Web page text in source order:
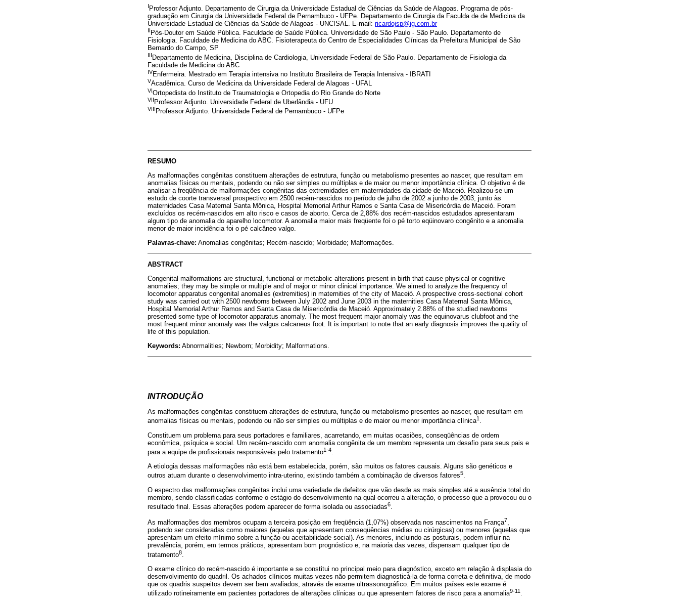
I Professor Adjunto. Departamento de Cirurgia da Universidade Estadual de Ciências da Saúde de Alagoas. Programa de pós-
graduação em Cirurgia da Universidade Federal de Pernambuco - UFPe. Departamento de Cirurgia da Faculda de de Medicina da
Universidade Estadual de Ciências da Saúde de Alagoas - UNCISAL. E-mail: ricardojsp@ig.com.br
II Pós-Doutor em Saúde Pública. Faculdade de Saúde Pública. Universidade de São Paulo - São Paulo. Departamento de
Fisiologia. Faculdade de Medicina do ABC. Fisioterapeuta do Centro de Especialidades Clínicas da Prefeitura Municipal de São
Bernardo do Campo, SP
IIIDepartamento de Medicina, Disciplina de Cardiologia, Universidade Federal de São Paulo. Departamento de Fisiologia da
Faculdade de Medicina do ABC
IVEnfermeira. Mestrado em Terapia intensiva no Instituto Brasileira de Terapia Intensiva - IBRATI
VAcadêmica. Curso de Medicina da Universidade Federal de Alagoas - UFAL
VIOrtopedista do Instituto de Traumatologia e Ortopedia do Rio Grande do Norte
VII Professor Adjunto. Universidade Federal de Uberlândia - UFU
VIII Professor Adjunto. Universidade Federal de Pernambuco - UFPe
RESUMO
As malformações congênitas constituem alterações de estrutura, função ou metabolismo presentes ao nascer, que resultam em
anomalias físicas ou mentais, podendo ou não ser simples ou múltiplas e de maior ou menor importância clínica. O objetivo é de
analisar a freqüência de malformações congênitas das extremidades em maternidades da cidade de Maceió. Realizou-se um
estudo de coorte transversal prospectivo em 2500 recém-nascidos no período de julho de 2002 a junho de 2003, junto às
maternidades Casa Maternal Santa Mônica, Hospital Memorial Arthur Ramos e Santa Casa de Misericórdia de Maceió. Foram
excluídos os recém-nascidos em alto risco e casos de aborto. Cerca de 2,88% dos recém-nascidos estudados apresentaram
algum tipo de anomalia do aparelho locomotor. A anomalia maior mais freqüente foi o pé torto eqüinovaro congênito e a anomalia
menor de maior incidência foi o pé calcâneo valgo.
Palavras-chave: Anomalias congênitas; Recém-nascido; Morbidade; Malformações.
ABSTRACT
Congenital malformations are structural, functional or metabolic alterations present in birth that cause physical or cognitive
anomalies; they may be simple or multiple and of major or minor clinical importance. We aimed to analyze the frequency of
locomotor apparatus congenital anomalies (extremities) in maternities of the city of Maceió. A prospective cross-sectional cohort
study was carried out with 2500 newborns between July 2002 and June 2003 in the maternities Casa Maternal Santa Mônica,
Hospital Memorial Arthur Ramos and Santa Casa de Misericórdia de Maceió. Approximately 2.88% of the studied newborns
presented some type of locomotor apparatus anomaly. The most frequent major anomaly was the equinovarus clubfoot and the
most frequent minor anomaly was the valgus calcaneus foot. It is important to note that an early diagnosis improves the quality of
life of this population.
Keywords: Abnormalities; Newborn; Morbidity; Malformations.
INTRODUÇÃO
As malformações congênitas constituem alterações de estrutura, função ou metabolismo presentes ao nascer, que resultam em
anomalias físicas ou mentais, podendo ou não ser simples ou múltiplas e de maior ou menor importância clínica1 .
Constituem um problema para seus portadores e familiares, acarretando, em muitas ocasiões, conseqüências de ordem
econômica, psíquica e social. Um recém-nascido com anomalia congênita de um membro representa um desafio para seus pais e
para a equipe de profissionais responsáveis pelo tratamento1-4
A etiologia dessas malformações não está bem estabelecida, porém, são muitos os fatores causais. Alguns são genéticos e
outros atuam durante o desenvolvimento intra-uterino, existindo também a combinação de diversos fatores5.
O espectro das malformações congênitas inclui uma variedade de defeitos que vão desde as mais simples até a ausência total do
membro, sendo classificadas conforme o estágio do desenvolvimento na qual ocorreu a alteração, o processo que a provocou ou o
resultado final. Essas alterações podem aparecer de forma isolada ou associadas6
As malformações dos membros ocupam a terceira posição em freqüência (1,07%) observada nos nascimentos na França7,
podendo ser consideradas como maiores (aquelas que apresentam conseqüências médias ou cirúrgicas) ou menores (aquelas que
apresentam um efeito mínimo sobre a função ou aceitabilidade social). As menores, incluindo as posturais, podem influir na
prevalência, porém, em termos práticos, apresentam bom prognóstico e, na maioria das vezes, dispensam qualquer tipo de
tratamento8
O exame clínico do recém-nascido é importante e se constitui no principal meio para diagnóstico, exceto em relação à displasia do
desenvolvimento do quadril. Os achados clínicos muitas vezes não permitem diagnosticá-la de forma correta e definitiva, de modo
que os quadris suspeitos devem ser bem avaliados, através de exame ultrassonográfico. Em muitos países este exame é
utilizado rotineiramente em pacientes portadores de alterações clínicas ou que apresentem fatores de risco para a anomalia9-11 .